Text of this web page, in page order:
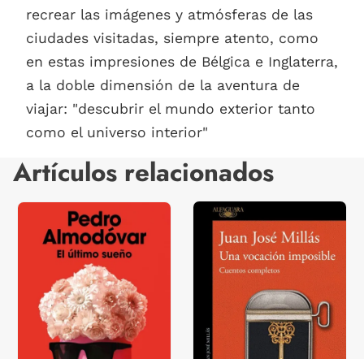
recrear las imágenes y atmósferas de las
ciudades visitadas, siempre atento, como
en estas impresiones de Bélgica e Inglaterra,
a la doble dimensión de la aventura de
viajar: "descubrir el mundo exterior tanto
como el universo interior"
Artículos relacionados